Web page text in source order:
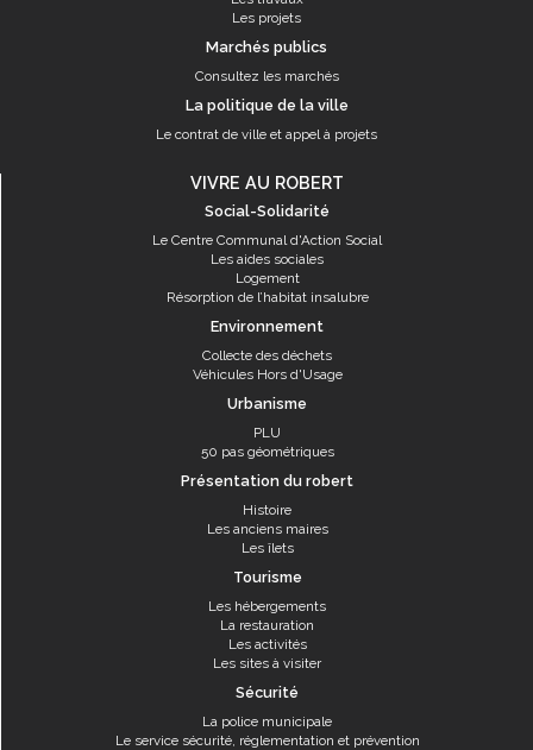
Les projets
Marchés publics
Consultez les marchés
La politique de la ville
Le contrat de ville et appel à projets
VIVRE AU ROBERT
Social-Solidarité
Le Centre Communal d'Action Social
Les aides sociales
Logement
Résorption de l’habitat insalubre
Environnement
Collecte des déchets
Véhicules Hors d'Usage
Urbanisme
PLU
50 pas géométriques
Présentation du robert
Histoire
Les anciens maires
Les îlets
Tourisme
Les hébergements
La restauration
Les activités
Les sites à visiter
Sécurité
La police municipale
Le service sécurité, réglementation et prévention